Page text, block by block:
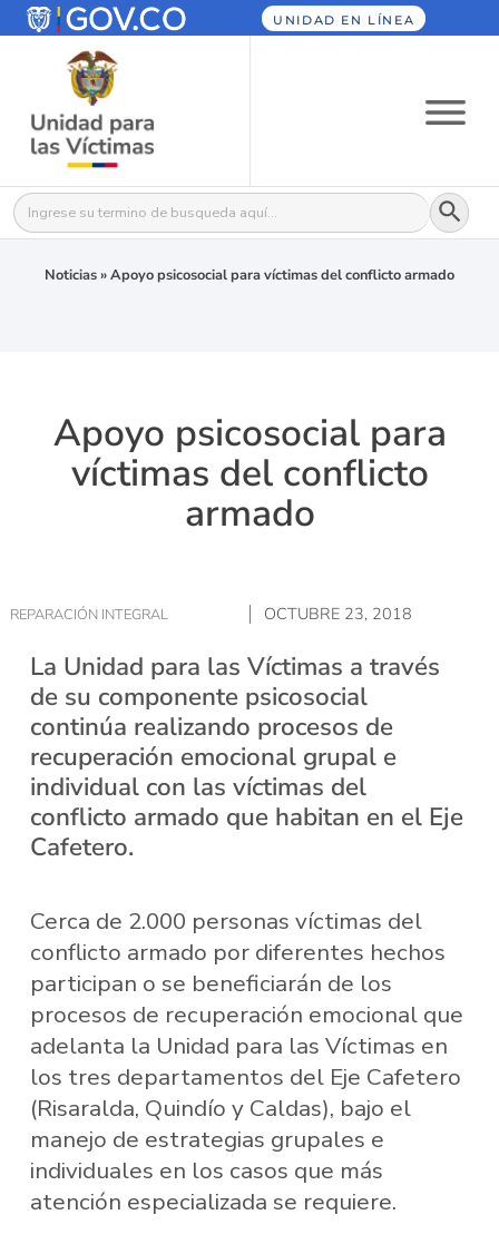
UNIDAD EN LÍNEA
Buscar: Botón
Noticias»Apoyo psicosocial para víctimas del conflicto armado
Apoyo psicosocial para
víctimas del conflicto
armado
REPARACIÓN INTEGRAL OCTUBRE 23, 2018
La Unidad para las Víctimas a través
de su componente psicosocial
continúa realizando procesos de
recuperación emocional grupal e
individual con las víctimas del
conflicto armado que habitan en el Eje
Cafetero.
Cerca de 2.000 personas víctimas del
conflicto armado por diferentes hechos
participan o se beneficiarán de los
procesos de recuperación emocional que
adelanta la Unidad para las Víctimas en
los tres departamentos del Eje Cafetero
(Risaralda, Quindío y Caldas), bajo el
manejo de estrategias grupales e
individuales en los casos que más
atención especializada se requiere.